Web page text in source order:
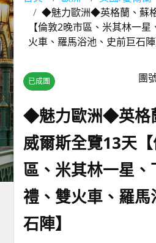
◆魅力歐洲◆英格蘭、蘇
【倫敦2晚市區、米其林一
火車、羅馬浴池、史前巨石陣
已成團 團
◆魅力歐洲◆英格
威爾斯全覽13天
區、米其林一星
禮、雙火車、羅
石陣】